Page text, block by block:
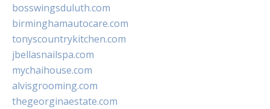
bosswingsduluth.com
birminghamautocare.com
tonyscountrykitchen.com
jbellasnailspa.com
mychaihouse.com
alvisgrooming.com
thegeorginaestate.com